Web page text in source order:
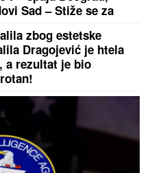
UHVAĆENI U CRNOJ
Sa njima su i sinovi